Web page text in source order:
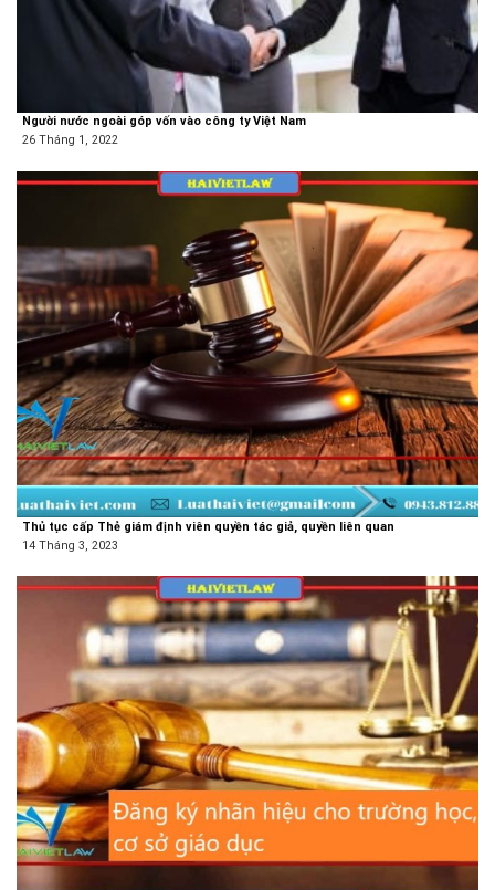
Người nước ngoài góp vốn vào công ty Việt Nam
26 Tháng 1, 2022
Thủ tục cấp Thẻ giám định viên quyền tác giả, quyền liên quan
14 Tháng 3, 2023